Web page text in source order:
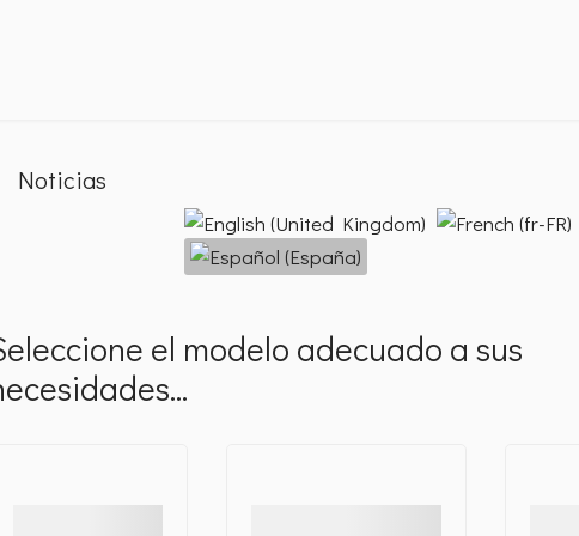
Noticias
Seleccione su idioma
el modelo adecuado a sus